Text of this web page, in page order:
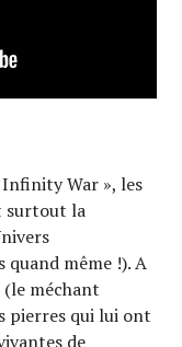
War », les
surtout la
même !). A
(le méchant
pierres qui lui ont
de